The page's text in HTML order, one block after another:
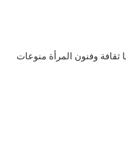
ثقافة وفنون المرأة منوعات